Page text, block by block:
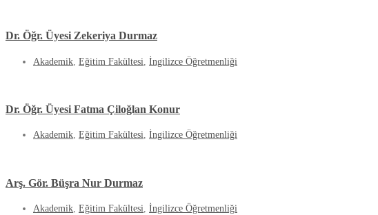
Dr. Öğr. Üyesi Zekeriya Durmaz
Akademik Eğitim Fakültesi İngilizce Öğretmenliği
Dr. Öğr. Üyesi Fatma Çiloğlan Konur
Akademik, Eğitim Fakültesi, İngilizce Öğretmenliği
Arş. Gör. Büşra Nur Durmaz
Akademik, Eğitim Fakültesi, İngilizce Öğretmenliği